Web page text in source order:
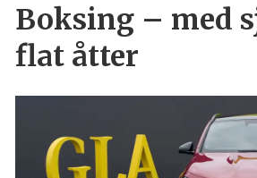
Boksing – med
flat åtter